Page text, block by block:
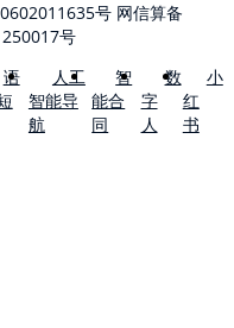
号 网信算备
号
语
人工
智能导
航
智
能合
同
数
字
人
小
红
书